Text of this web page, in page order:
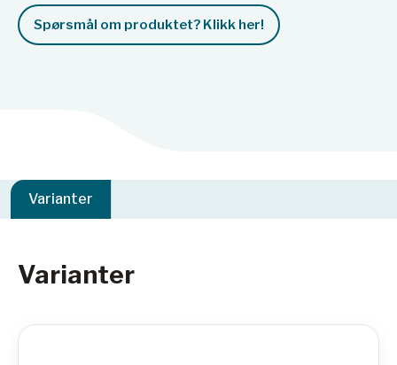
Spørsmål om produktet? Klikk her!
Varianter
Varianter